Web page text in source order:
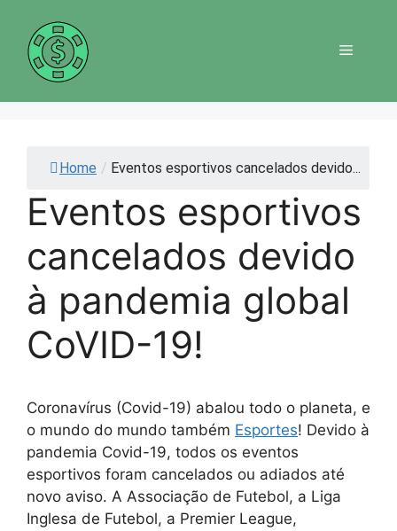
conteúdo
Menu
Home / Eventos esportivos cancelados devido...
Eventos esportivos
cancelados devido
à pandemia global
CoVID-19!
Coronavírus (Covid-19) abalou todo o planeta, e
o mundo do mundo também Esportes! Devido à
pandemia Covid-19, todos os eventos
esportivos foram cancelados ou adiados até
novo aviso. A Associação de Futebol, a Liga
Inglesa de Futebol, a Premier League,